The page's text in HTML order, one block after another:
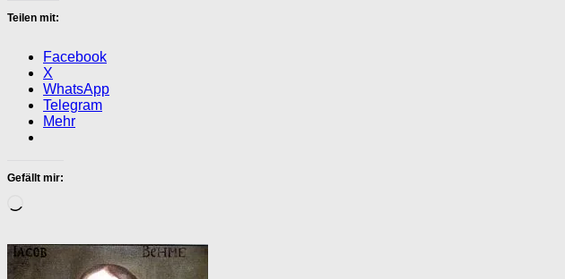
Teilen mit:
Facebook
X
WhatsApp
Telegram
Mehr
Gefällt mir: